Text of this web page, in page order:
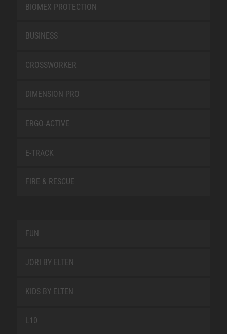
BIOMEX PROTECTION
BUSINESS
CROSSWORKER
DIMENSION PRO
ERGO-ACTIVE
E-TRACK
FIRE & RESCUE
FUN
JORI BY ELTEN
KIDS BY ELTEN
L10